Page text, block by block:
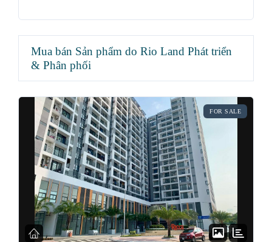
Mua bán Sản phẩm do Rio Land Phát triển
& Phân phối
FOR SALE